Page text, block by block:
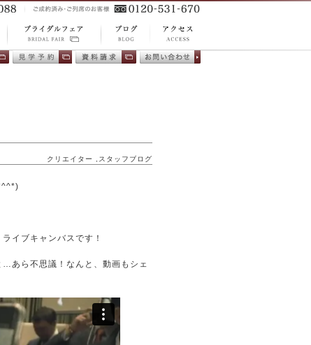
BRIDAL FAIR ブBLOG ACCESS
アクセス
クリエイター スタッフブログ
イブキャンバスです！
あら不思議！なんと、動画もシェ